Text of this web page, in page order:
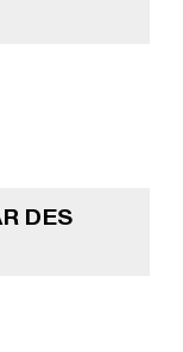
DES